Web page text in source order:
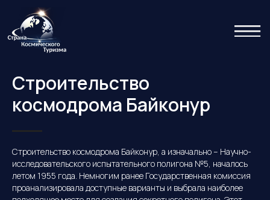
Строительство
космодрома Байконур
Строительство космодрома Байконур, а изначально – Научно-
исследовательского испытательного полигона №5, началось
летом 1955 года. Немногим ранее Государственная комиссия
проанализировала доступные варианты и выбрала наиболее